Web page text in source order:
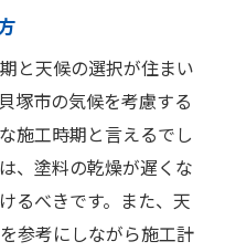
と天候の選択が住まい
塚市の気候を考慮する
施工時期と言えるでし
、塗料の乾燥が遅くな
るべきです。また、天
参考にしながら施工計